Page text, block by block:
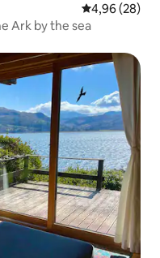
Note
4,96 (28)
Ark by the sea
plus aimés